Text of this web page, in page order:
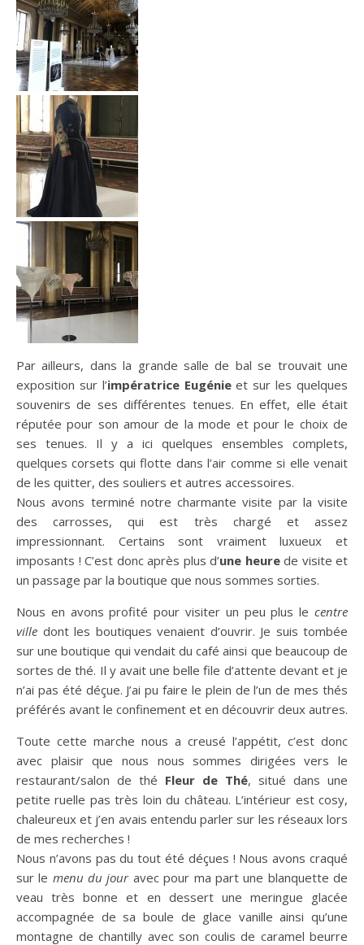
Par ailleurs, dans la grande salle de bal se trouvait une
exposition sur l’impératrice Eugénieet sur les quelques
souvenirs de ses différentes tenues. En effet, elle était
réputée pour son amour de la mode et pour le choix de
ses tenues. Il y a ici quelques ensembles complets,
quelques corsets qui flotte dans l’air comme si elle venait
de les quitter, des souliers et autres accessoires.
Nous avons terminé notre charmante visite par la visite
des carrosses, qui est très chargé et assez
impressionnant. Certains sont vraiment luxueux et
imposants ! C’est donc après plus d’une heurede visite et
un passage par la boutique que nous sommes sorties.
Nous en avons profité pour visiter un peu plus le centre
ville dont les boutiques venaient d’ouvrir. Je suis tombée
sur une boutique qui vendait du café ainsi que beaucoup de
sortes de thé. Il y avait une belle file d’attente devant et je
n’ai pas été déçue. J’ai pu faire le plein de l’un de mes thés
préférés avant le confinement et en découvrir deux autres.
Toute cette marche nous a creusé l’appétit, c’est donc
avec plaisir que nous nous sommes dirigées vers le
restaurant/salon de thé Fleur de Thé, situé dans une
petite ruelle pas très loin du château. L’intérieur est cosy,
chaleureux et j’en avais entendu parler sur les réseaux lors
de mes recherches !
Nous n’avons pas du tout été déçues ! Nous avons craqué
sur le menu du jouravec pour ma part une blanquette de
veau très bonne et en dessert une meringue glacée
accompagnée de sa boule de glace vanille ainsi qu’une
montagne de chantilly avec son coulis de caramel beurre